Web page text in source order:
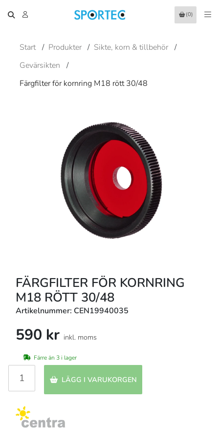
(0)
Start / Produkter / Sikte, korn & tillbehör /
Gevärsikten
/
Färgfilter för kornring M18 rött 30/48
FÄRGFILTER FÖR KORNRING
M18 RÖTT 30/48
Artikelnummer: CEN19940035
590 kr inkl. moms
Färre än 3 i lager
LÄGG I VARUKORGEN